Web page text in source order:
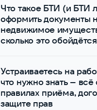
Что такое БТИ (и БТИ
оформить документы
недвижимое
сколько это
Устраиваетесь на
что нужно знать – всё
правилах приёма,
защите прав